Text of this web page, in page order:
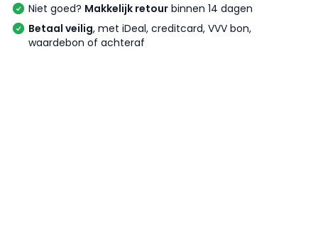
Niet goed? Makkelijk retour binnen 14 dagen
Betaal veilig, met iDeal, creditcard, VVV bon,
waardebon of achteraf